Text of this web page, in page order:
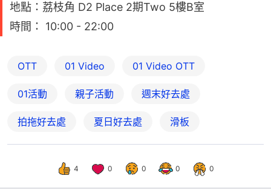
地點：荔枝角 D2 Place 2期Two 5樓B室
時間： 10:00 - 22:00
OTT 01 Video 01‌ ‌Video‌ ‌OTT
01活動 親子活動 週末好去處
拍拖好去處 夏日好去處 滑板
4 0 0 0 0